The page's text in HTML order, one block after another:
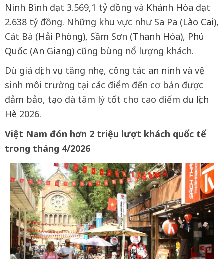
Ninh Bình đạt 3.569,1 tỷ đồng và Khánh Hòa đạt
2.638 tỷ đồng. Những khu vực như Sa Pa (Lào Cai),
Cát Bà (Hải Phòng), Sầm Sơn (Thanh Hóa), Phú
Quốc (An Giang) cũng bùng nổ lượng khách.
Dù giá dịch vụ tăng nhẹ, công tác an ninh và vệ
sinh môi trường tại các điểm đến cơ bản được
đảm bảo, tạo đà tâm lý tốt cho cao điểm du lịch
Hè 2026.
Việt Nam đón hơn 2 triệu lượt khách quốc tế
trong tháng 4/2026